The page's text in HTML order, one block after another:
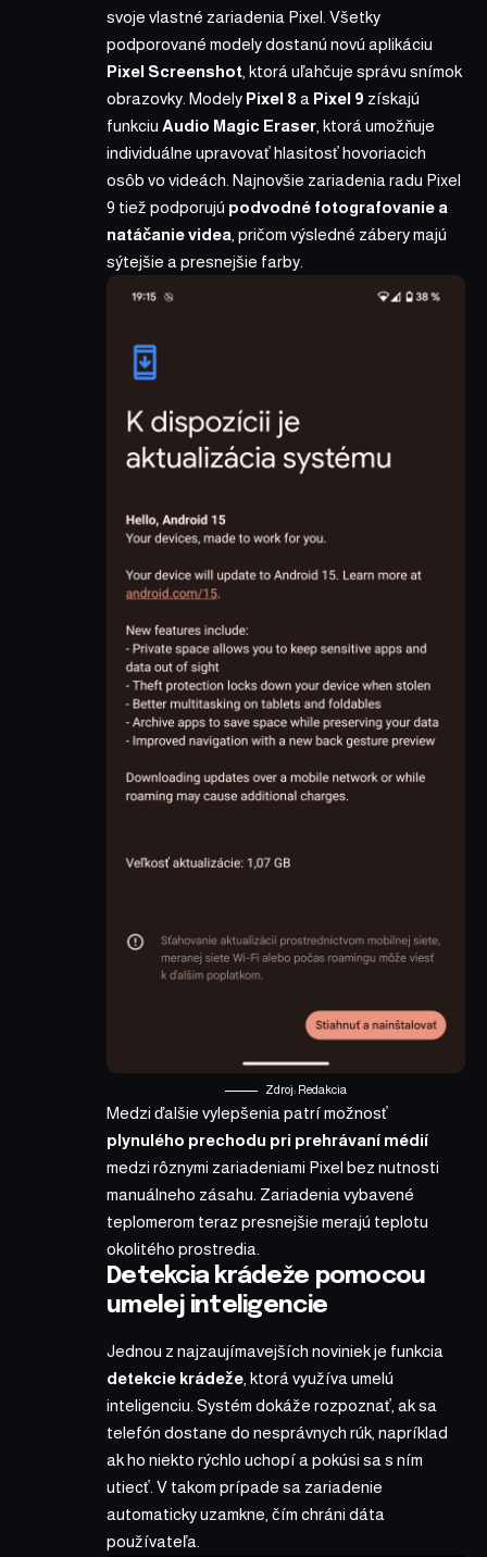
svoje vlastné zariadenia Pixel. Všetky
podporované modely dostanú novú aplikáciu
Pixel Screenshot , ktorá uľahčuje správu snímok
obrazovky. Modely Pixel 8 a Pixel 9 získajú
funkciu Audio Magic Eraser , ktorá umožňuje
individuálne upravovať hlasitosť hovoriacich
osôb vo videách. Najnovšie zariadenia radu Pixel
9 tiež podporujú podvodné fotografovanie a
natáčanie videa , pričom výsledné zábery majú
sýtejšie a presnejšie farby.
Zdroj: Redakcia
Medzi ďalšie vylepšenia patrí možnosť
plynulého prechodu pri prehrávaní médií
medzi rôznymi zariadeniami Pixel bez nutnosti
manuálneho zásahu. Zariadenia vybavené
teplomerom teraz presnejšie merajú teplotu
okolitého prostredia.
Detekcia krádeže pomocou
umelej inteligencie
Jednou z najzaujímavejších noviniek je funkcia
detekcie krádeže , ktorá využíva umelú
inteligenciu. Systém dokáže rozpoznať, ak sa
telefón dostane do nesprávnych rúk, napríklad
ak ho niekto rýchlo uchopí a pokúsi sa s ním
utiecť. V takom prípade sa zariadenie
automaticky uzamkne, čím chráni dáta
používateľa.